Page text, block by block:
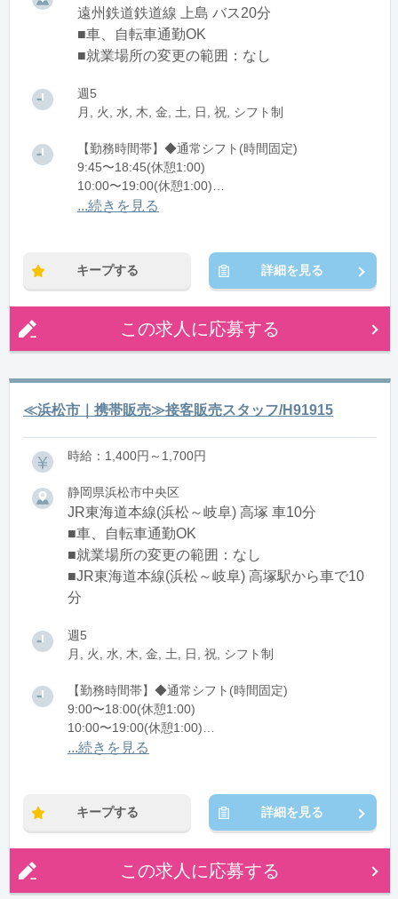
遠州鉄道鉄道線 上島 バス20分
■車、自転車通勤OK
■就業場所の変更の範囲：なし
週5
月, 火, 水, 木, 金, 土, 日, 祝, シフト制
【勤務時間帯】◆通常シフト(時間固定)
9:45〜18:45(休憩1:00)
10:00〜19:00(休憩1:00)
11:00〜20:00(休憩1:00)
...続きを見る
キープする 詳細を見る
この求人に応募する
≪浜松市｜携帯販売≫接客販売スタッフ/H91915
時給：1,400円～1,700円
静岡県浜松市中央区
JR東海道本線(浜松～岐阜) 高塚 車10分
■車、自転車通勤OK
■就業場所の変更の範囲：なし
■JR東海道本線(浜松～岐阜) 高塚駅から車で10
分
週5
月, 火, 水, 木, 金, 土, 日, 祝, シフト制
【勤務時間帯】◆通常シフト(時間固定)
9:00〜18:00(休憩1:00)
10:00〜19:00(休憩1:00)
11:00〜20:00(休憩1:00)
...続きを見る
キープする 詳細を見る
この求人に応募する